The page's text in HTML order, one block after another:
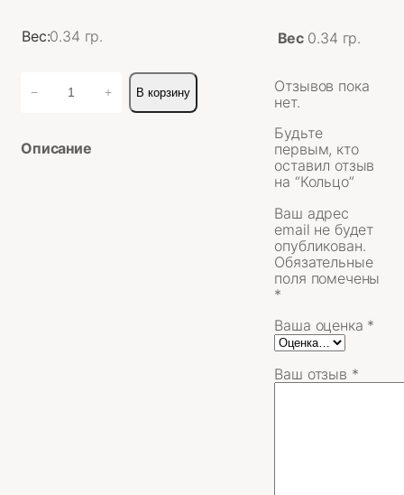
Вес:0.34 гр.
товара
− + В корзину
Описание
Вес 0.34 гр.
Отзывов пока
нет.
Будьте
первым, кто
оставил отзыв
на “Кольцо”
Ваш адрес
email не будет
опубликован.
Обязательные
поля помечены
*
Ваша оценка *
Ваш отзыв *